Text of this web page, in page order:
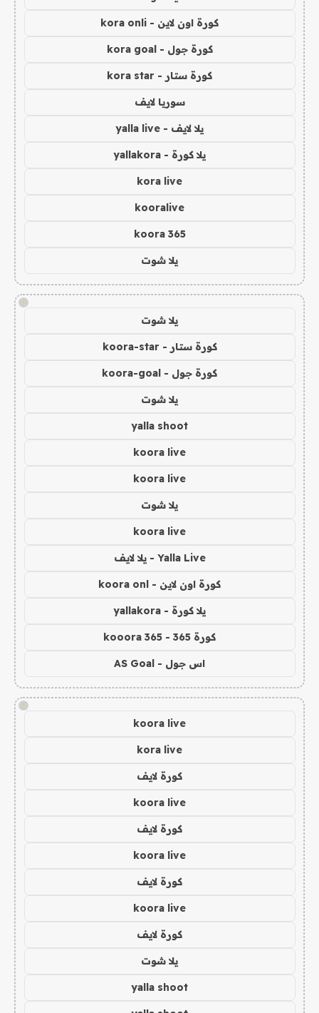
كورة اون لاين - kora onli
كورة جول - kora goal
كورة ستار - kora star
سوريا لايف
يلا لايف - yalla live
يلا كورة - yallakora
kora live
kooralive
koora 365
يلا شوت
!
يلا شوت
كورة ستار - koora-star
كورة جول - koora-goal
يلا شوت
yalla shoot
koora live
koora live
يلا شوت
koora live
Yalla Live - يلا لايف
كورة اون لاين - koora onl
يلا كورة - yallakora
كورة 365 - kooora 365
اس جول - AS Goal
!
koora live
kora live
كورة لايف
koora live
كورة لايف
koora live
كورة لايف
koora live
كورة لايف
يلا شوت
yalla shoot